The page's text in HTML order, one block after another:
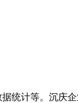
统计等。沉庆